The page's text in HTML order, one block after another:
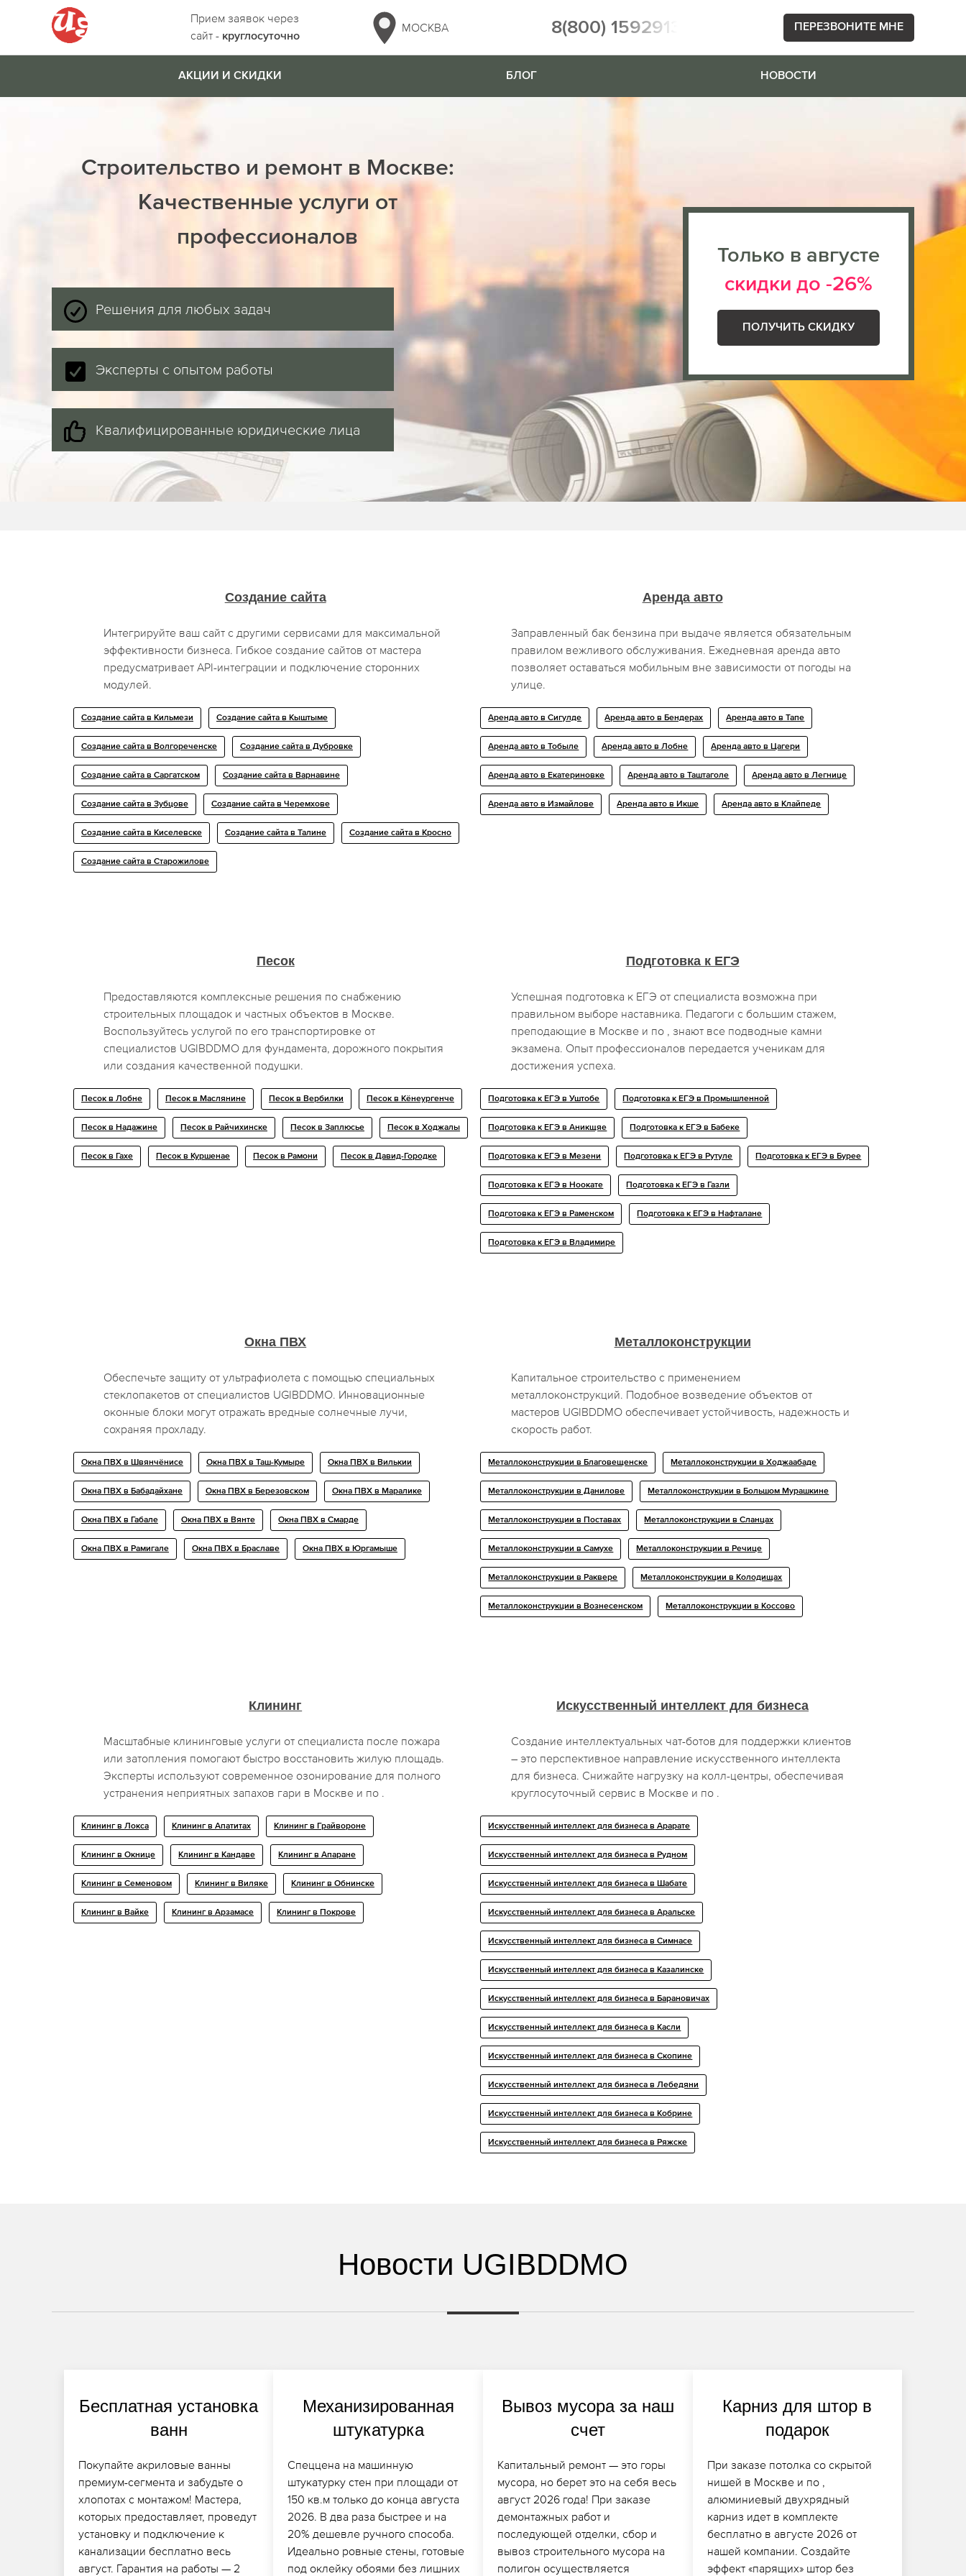
Прием заявок через
сайт - круглосуточно
МОСКВА 8(800) 1592913 ПЕРЕЗВОНИТЕ МНЕ
АКЦИИ И СКИДКИ БЛОГ НОВОСТИ
Строительство и ремонт в Москве:
Качественные услуги от
профессионалов
Решения для любых задач
Эксперты с опытом работы
Квалифицированные юридические лица
Только в августе
скидки до -26%
ПОЛУЧИТЬ СКИДКУ
Создание сайта
Интегрируйте ваш сайт с другими сервисами для максимальной
эффективности бизнеса. Гибкое создание сайтов от мастера
предусматривает API-интеграции и подключение сторонних
модулей.
Создание сайта в Кильмези Создание сайта в Кыштыме
Создание сайта в Волгореченске Создание сайта в Дубровке
Создание сайта в Саргатском Создание сайта в Варнавине
Создание сайта в Зубцове Создание сайта в Черемхове
Создание сайта в Киселевске Создание сайта в Талине Создание сайта в Кросно
Создание сайта в Старожилове
Аренда авто
Заправленный бак бензина при выдаче является обязательным
правилом вежливого обслуживания. Ежедневная аренда авто
позволяет оставаться мобильным вне зависимости от погоды на
улице.
Аренда авто в Сигулде Аренда авто в Бендерах Аренда авто в Тапе
Аренда авто в Тобыле Аренда авто в Лобне Аренда авто в Цагери
Аренда авто в Екатериновке Аренда авто в Таштаголе Аренда авто в Легнице
Аренда авто в Измайлове Аренда авто в Икше Аренда авто в Клайпеде
Песок
Предоставляются комплексные решения по снабжению
строительных площадок и частных объектов в Москве.
Воспользуйтесь услугой по его транспортировке от
специалистов UGIBDDMO для фундамента, дорожного покрытия
или создания качественной подушки.
Песок в Лобне Песок в Маслянине Песок в Вербилки Песок в Кёнеургенче
Песок в Надажине Песок в Райчихинске Песок в Заплюсье Песок в Ходжалы
Песок в Гахе Песок в Куршенае Песок в Рамони Песок в Давид-Городке
Подготовка к ЕГЭ
Успешная подготовка к ЕГЭ от специалиста возможна при
правильном выборе наставника. Педагоги с большим стажем,
преподающие в Москве и по , знают все подводные камни
экзамена. Опыт профессионалов передается ученикам для
достижения успеха.
Подготовка к ЕГЭ в Уштобе Подготовка к ЕГЭ в Промышленной
Подготовка к ЕГЭ в Аникщяе Подготовка к ЕГЭ в Бабеке
Подготовка к ЕГЭ в Мезени Подготовка к ЕГЭ в Рутуле Подготовка к ЕГЭ в Бурее
Подготовка к ЕГЭ в Ноокате Подготовка к ЕГЭ в Газли
Подготовка к ЕГЭ в Раменском Подготовка к ЕГЭ в Нафталане
Подготовка к ЕГЭ в Владимире
Окна ПВХ
Обеспечьте защиту от ультрафиолета с помощью специальных
стеклопакетов от специалистов UGIBDDMO. Инновационные
оконные блоки могут отражать вредные солнечные лучи,
сохраняя прохладу.
Окна ПВХ в Швянчёнисе Окна ПВХ в Таш-Кумыре Окна ПВХ в Вилькии
Окна ПВХ в Бабадайхане Окна ПВХ в Березовском Окна ПВХ в Маралике
Окна ПВХ в Габале Окна ПВХ в Вянте Окна ПВХ в Смарде
Окна ПВХ в Рамигале Окна ПВХ в Браславе Окна ПВХ в Юргамыше
Металлоконструкции
Капитальное строительство с применением
металлоконструкций. Подобное возведение объектов от
мастеров UGIBDDMO обеспечивает устойчивость, надежность и
скорость работ.
Металлоконструкции в Благовещенске Металлоконструкции в Ходжаабаде
Металлоконструкции в Данилове Металлоконструкции в Большом Мурашкине
Металлоконструкции в Поставах Металлоконструкции в Сланцах
Металлоконструкции в Самухе Металлоконструкции в Речице
Металлоконструкции в Раквере Металлоконструкции в Колодищах
Металлоконструкции в Вознесенском Металлоконструкции в Коссово
Клининг
Масштабные клининговые услуги от специалиста после пожара
или затопления помогают быстро восстановить жилую площадь.
Эксперты используют современное озонирование для полного
устранения неприятных запахов гари в Москве и по .
Клининг в Локса Клининг в Апатитах Клининг в Грайвороне
Клининг в Окнице Клининг в Кандаве Клининг в Апаране
Клининг в Семеновом Клининг в Виляке Клининг в Обнинске
Клининг в Вайке Клининг в Арзамасе Клининг в Покрове
Искусственный интеллект для бизнеса
Создание интеллектуальных чат-ботов для поддержки клиентов
– это перспективное направление искусственного интеллекта
для бизнеса. Снижайте нагрузку на колл-центры, обеспечивая
круглосуточный сервис в Москве и по .
Искусственный интеллект для бизнеса в Арарате
Искусственный интеллект для бизнеса в Рудном
Искусственный интеллект для бизнеса в Шабате
Искусственный интеллект для бизнеса в Аральске
Искусственный интеллект для бизнеса в Симнасе
Искусственный интеллект для бизнеса в Казалинске
Искусственный интеллект для бизнеса в Барановичах
Искусственный интеллект для бизнеса в Касли
Искусственный интеллект для бизнеса в Скопине
Искусственный интеллект для бизнеса в Лебедяни
Искусственный интеллект для бизнеса в Кобрине
Искусственный интеллект для бизнеса в Ряжске
Новости UGIBDDMO
Бесплатная установка
ванн
Покупайте акриловые ванны
премиум-сегмента и забудьте о
хлопотах с монтажом! Мастера,
которых предоставляет, проведут
установку и подключение к
канализации бесплатно весь
август. Гарантия на работы — 2
Механизированная
штукатурка
Спеццена на машинную
штукатурку стен при площади от
150 кв.м только до конца августа
2026. В два раза быстрее и на
20% дешевле ручного способа.
Идеально ровные стены, готовые
под оклейку обоями без лишних
Вывоз мусора за наш
счет
Капитальный ремонт — это горы
мусора, но берет это на себя весь
август 2026 года! При заказе
демонтажных работ и
последующей отделки, сбор и
вывоз строительного мусора на
полигон осуществляется
Карниз для штор в
подарок
При заказе потолка со скрытой
нишей в Москве и по ,
алюминиевый двухрядный
карниз идет в комплекте
бесплатно в августе 2026 от
нашей компании. Создайте
эффект «парящих» штор без